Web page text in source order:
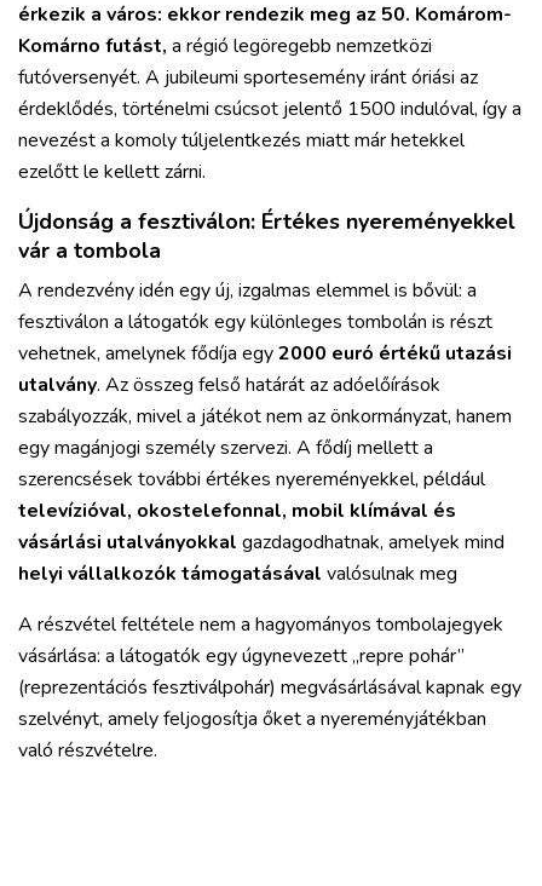
érkezik a város: ekkor rendezik meg az 50. Komárom-
Komárno futást, a régió legöregebb nemzetközi
futóversenyét. A jubileumi sportesemény iránt óriási az
érdeklődés, történelmi csúcsot jelentő 1500 indulóval, így a
nevezést a komoly túljelentkezés miatt már hetekkel
ezelőtt le kellett zárni.
Újdonság a fesztiválon: Értékes nyereményekkel
vár a tombola
A rendezvény idén egy új, izgalmas elemmel is bővül: a
fesztiválon a látogatók egy különleges tombolán is részt
vehetnek, amelynek fődíja egy2000 euró értékű utazási
utalvány. Az összeg felső határát az adóelőírások
szabályozzák, mivel a játékot nem az önkormányzat, hanem
egy magánjogi személy szervezi. A fődíj mellett a
szerencsések további értékes nyereményekkel, például
televízióval, okostelefonnal, mobil klímával és
vásárlási utalványokkal gazdagodhatnak, amelyek mind
helyi vállalkozók támogatásával valósulnak meg
A részvétel feltétele nem a hagyományos tombolajegyek
vásárlása: a látogatók egy úgynevezett „repre pohár”
(reprezentációs fesztiválpohár) megvásárlásával kapnak egy
szelvényt, amely feljogosítja őket a nyereményjátékban
való részvételre.